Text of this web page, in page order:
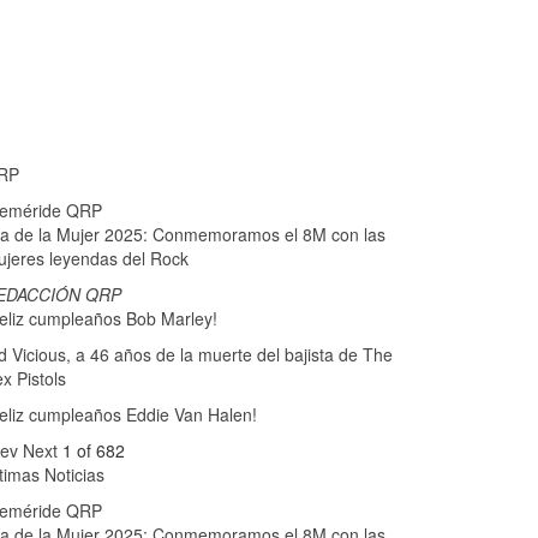
QRP
de la Mujer 2025: Conmemoramos el 8M con las
leyendas del Rock
QRP
cumpleaños Bob Marley!
Vicious, a 46 años de la muerte del bajista de The
Pistols
cumpleaños Eddie Van Halen!
Next 1 of 682
Noticias
QRP